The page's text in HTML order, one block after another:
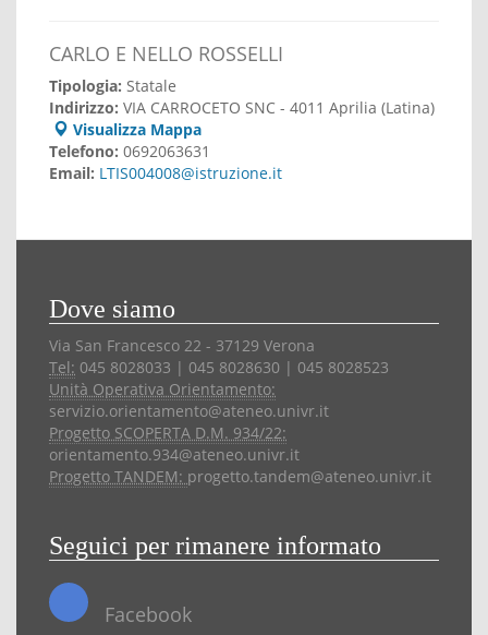
CARLO E NELLO ROSSELLI
Tipologia: Statale
Indirizzo: VIA CARROCETO SNC - 4011 Aprilia (Latina)
Visualizza Mappa
Telefono: 0692063631
Email: LTIS004008@istruzione.it
Dove siamo
Via San Francesco 22 - 37129 Verona
Tel: 045 8028033 | 045 8028630 | 045 8028523
Unità Operativa Orientamento:
servizio.orientamento@ateneo.univr.it
Progetto SCOPERTA D.M. 934/22:
orientamento.934@ateneo.univr.it
Progetto TANDEM: progetto.tandem@ateneo.univr.it
Seguici per rimanere informato
Facebook